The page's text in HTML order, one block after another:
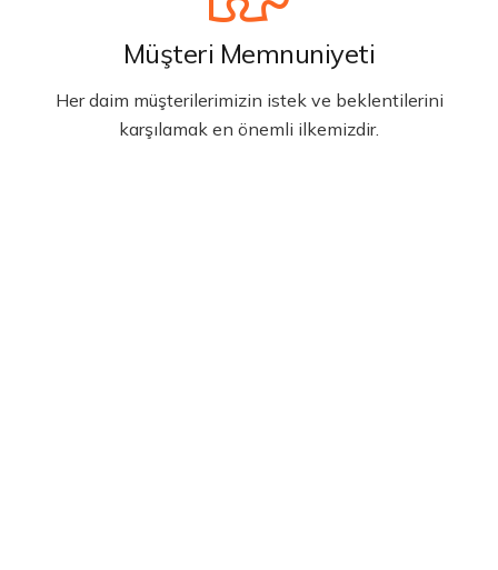
Müşteri Memnuniyeti
Her daim müşterilerimizin istek ve beklentilerini
karşılamak en önemli ilkemizdir.